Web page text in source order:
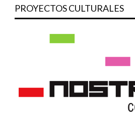
PROYECTOS CULTURALES